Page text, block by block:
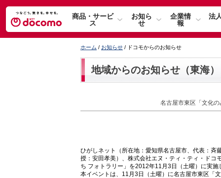
商品・サービ
ス
お知ら
せ
企業情
報
法
ホーム / お知らせ / ドコモからのお知らせ
地域からのお知らせ（東海）
名古屋市東区「文化
ひがしネット（所在地：愛知県名古屋市、代表：斉
授：安田孝美）、株式会社エヌ・ティ・ティ・ドコ
ち フォトラリー」を2012年11月3日（土曜）に実施
本イベントは、11月3日（土曜）に名古屋市東区「